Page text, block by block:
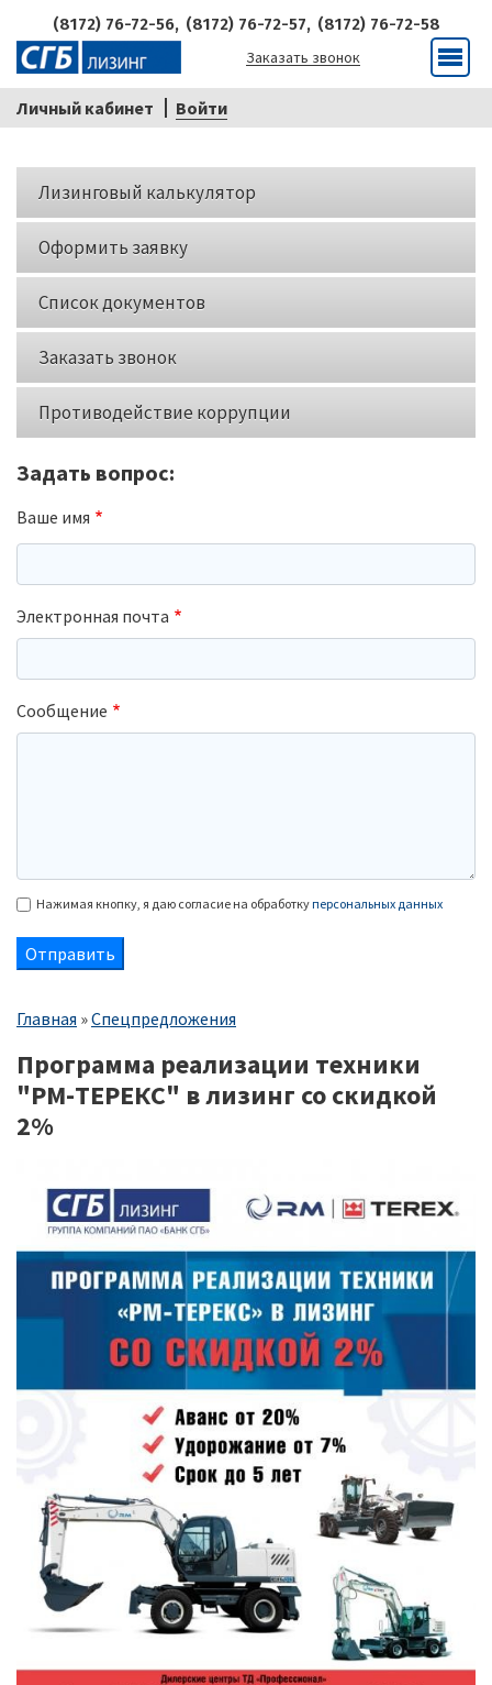
(8172) 76-72-56, (8172) 76-72-57, (8172) 76-72-58
Заказать звонок
Личный кабинет Войти
Меню
Кнопки
слева
Лизинговый калькулятор
Оформить заявку
Список документов
Заказать звонок
Противодействие коррупции
Задать вопрос:
Ваше имя
Электронная почта
Сообщение
Нажимая кнопку, я даю согласие на обработкуперсональных данных
Строка
Главная Спецпредложения
Программа реализации техники
"РМ-ТЕРЕКС" в лизинг со скидкой
2%